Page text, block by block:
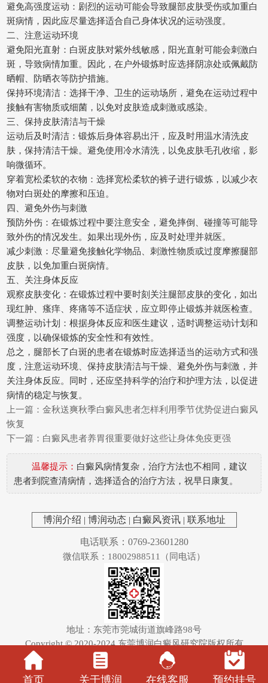
避免高强度运动：剧烈的运动可能会导致腿部皮肤受伤或加重白
斑病情，因此应尽量选择适合自己身体状况的运动强度。
二、注意运动环境
避免阳光直射：白斑皮肤对紫外线敏感，阳光直射可能会刺激白
斑，导致病情加重。因此，在户外锻炼时应选择阴凉处或佩戴防
晒帽、防晒衣等防护措施。
保持环境清洁：选择干净、卫生的运动场所，避免在运动过程中
接触有害物质或细菌，以免对皮肤造成刺激或感染。
三、保持皮肤清洁与干燥
运动后及时清洁：锻炼后身体容易出汗，应及时用温水清洗皮
肤，保持清洁干燥。避免使用冷水清洗，以免皮肤毛孔收缩，影
响微循环。
穿着宽松柔软的衣物：选择宽松柔软的裤子进行锻炼，以减少衣
物对白斑处的摩擦和压迫。
四、避免外伤与刺激
预防外伤：在锻炼过程中要注意安全，避免摔倒、碰撞等可能导
致外伤的情况发生。如果出现外伤，应及时处理并就医。
减少刺激：尽量避免接触化学物品、刺激性物质或过度摩擦腿部
皮肤，以免加重白斑病情。
五、关注身体反应
观察皮肤变化：在锻炼过程中要时刻关注腿部皮肤的变化，如出
现红肿、瘙痒、疼痛等不适症状，应立即停止锻炼并就医检查。
调整运动计划：根据身体反应和医生建议，适时调整运动计划和
强度，以确保锻炼的安全性和有效性。
总之，腿部长了白斑的患者在锻炼时应选择适当的运动方式和强
度，注意运动环境、保持皮肤清洁与干燥、避免外伤与刺激，并
关注身体反应。同时，还应坚持科学的治疗和护理方法，以促进
病情的稳定与恢复。
上一篇： 金秋送爽秋季白癜风患者怎样利用季节优势促进白癜风
恢复
下一篇： 白癜风患者养胃很重要做好这些让身体免疫更强
温馨提示： 白癜风病情复杂，治疗方法也不相同，建议
患者到院查清病情，选择适合的治疗方法，祝早日康复。
博润介绍 | 博润动态| 白癜风资讯| 联系地址
电话联系：0769-23601280
微信联系：18002988511（同电话）
地址：东莞市莞城街道旗峰路98号
Copyright © 2020-2024东莞博润白癜风研究院版权所有
首页 关于博润 在线客服 预约挂号